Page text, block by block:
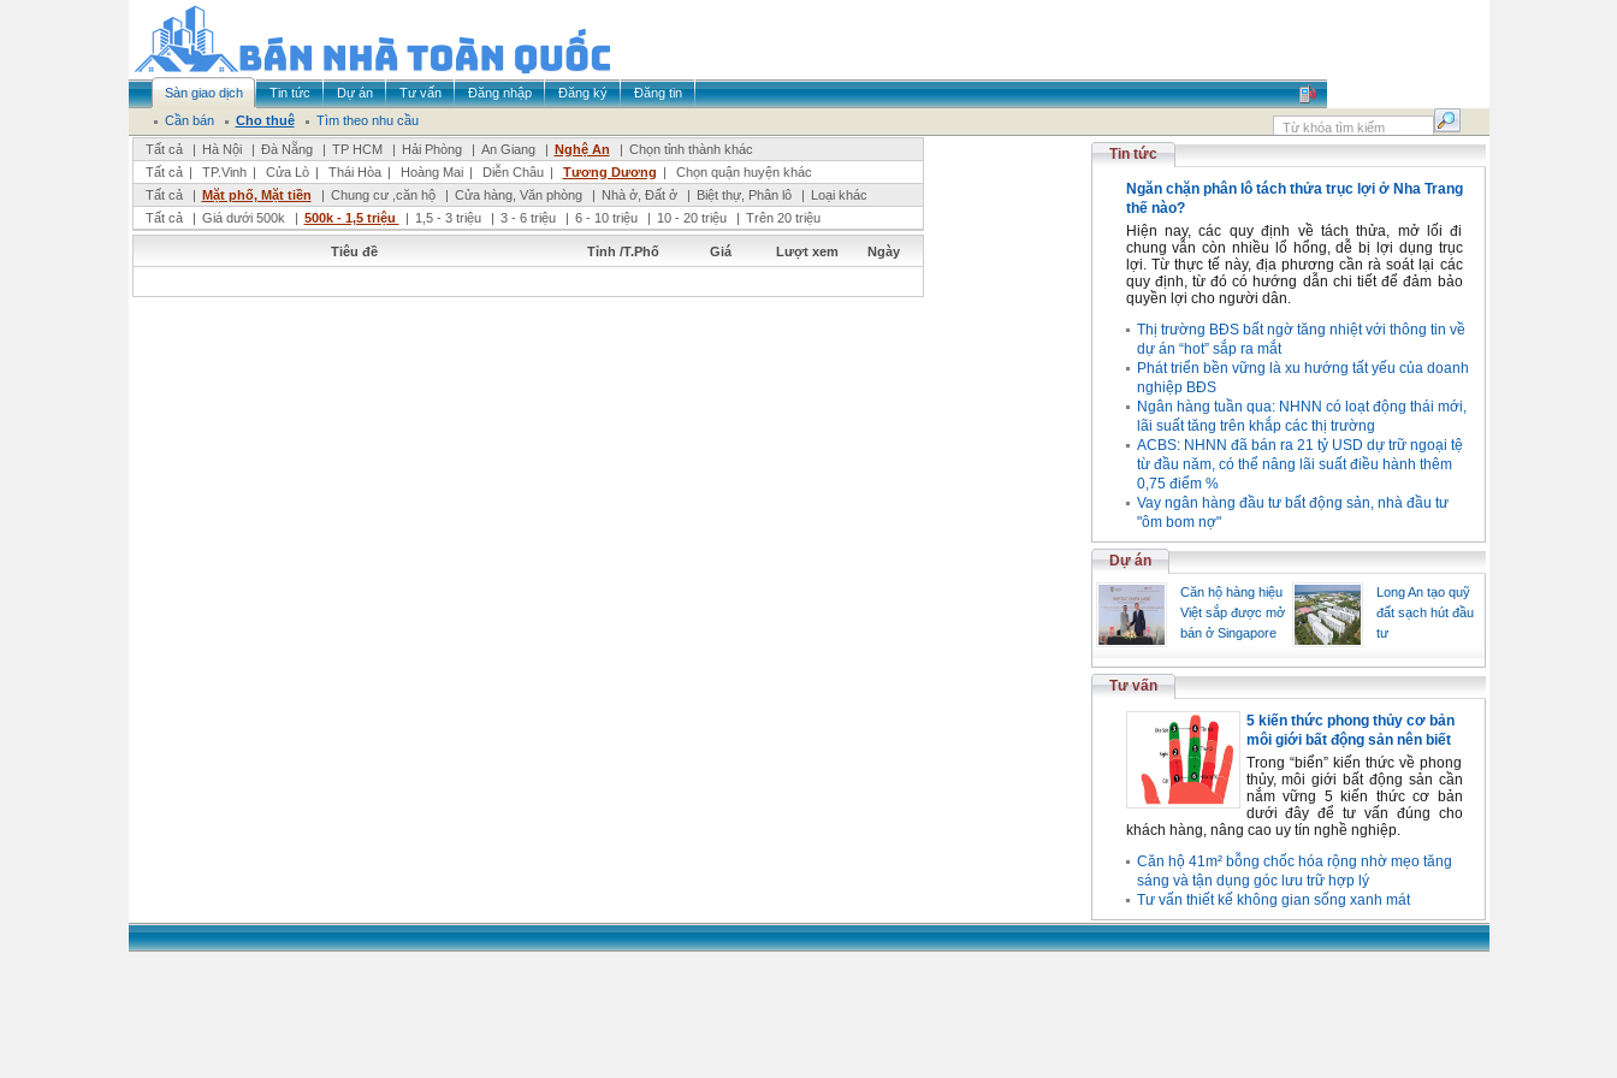
Sàn giao dịch Tin tức Dự án Tư vấn Đăng nhập Đăng ký
Đăng tin
Cần bán
Cho thuê
Tìm theo nhu cầu
Tất cả
| Hà Nội | Đà Nẵng | TP HCM | Hải Phòng | An Giang | Nghệ An | Chọn tỉnh thành khác
Tất cả | TP.Vinh | Cửa Lò | Thái Hòa | Hoàng Mai | Diễn Châu | Tương Dương |
Chọn quận huyện khác
Tất cả
| Mặt phố, Mặt tiền | Chung cư ,căn hộ | Cửa hàng, Văn phòng | Nhà ở, Đất ở | Biệt thự, Phân lô | Loại khác
Tất cả
| Giá dưới 500k | 500k - 1,5 triệu | 1,5 - 3 triệu | 3 - 6 triệu | 6 - 10 triệu | 10 - 20 triệu | Trên 20 triệu
Tiêu đề Tỉnh /T.Phố Giá Lượt xem Ngày
Tin tức
Ngăn chặn phân lô tách thửa trục lợi ở Nha Trang
thế nào?
Hiện nay, các quy định về tách thửa, mở lối đi
chung vẫn còn nhiều lổ hổng, dễ bị lợi dụng trục
lợi. Từ thực tế này, địa phương cần rà soát lại các
quy định, từ đó có hướng dẫn chi tiết để đảm bảo
quyền lợi cho người dân.
Thị trường BĐS bất ngờ tăng nhiệt với thông tin về
dự án “hot” sắp ra mắt
Phát triển bền vững là xu hướng tất yếu của doanh
nghiệp BĐS
Ngân hàng tuần qua: NHNN có loạt động thái mới,
lãi suất tăng trên khắp các thị trường
ACBS: NHNN đã bán ra 21 tỷ USD dự trữ ngoại tệ
từ đầu năm, có thể nâng lãi suất điều hành thêm
0,75 điểm %
Vay ngân hàng đầu tư bất động sản, nhà đầu tư
"ôm bom nợ"
Dự án
Căn hộ hàng hiệu
Việt sắp được mở
bán ở Singapore
Long An tạo quỹ
đất sạch hút đầu
tư
Tư vấn
5 kiến thức phong thủy cơ bản
môi giới bất động sản nên biết
Trong “biển” kiến thức về phong
thủy, môi giới bất động sản cần
nắm vững 5 kiến thức cơ bản
dưới đây để tư vấn đúng cho
khách hàng, nâng cao uy tín nghề nghiệp.
Căn hộ 41m² bỗng chốc hóa rộng nhờ mẹo tăng
sáng và tận dụng góc lưu trữ hợp lý
Tư vấn thiết kế không gian sống xanh mát